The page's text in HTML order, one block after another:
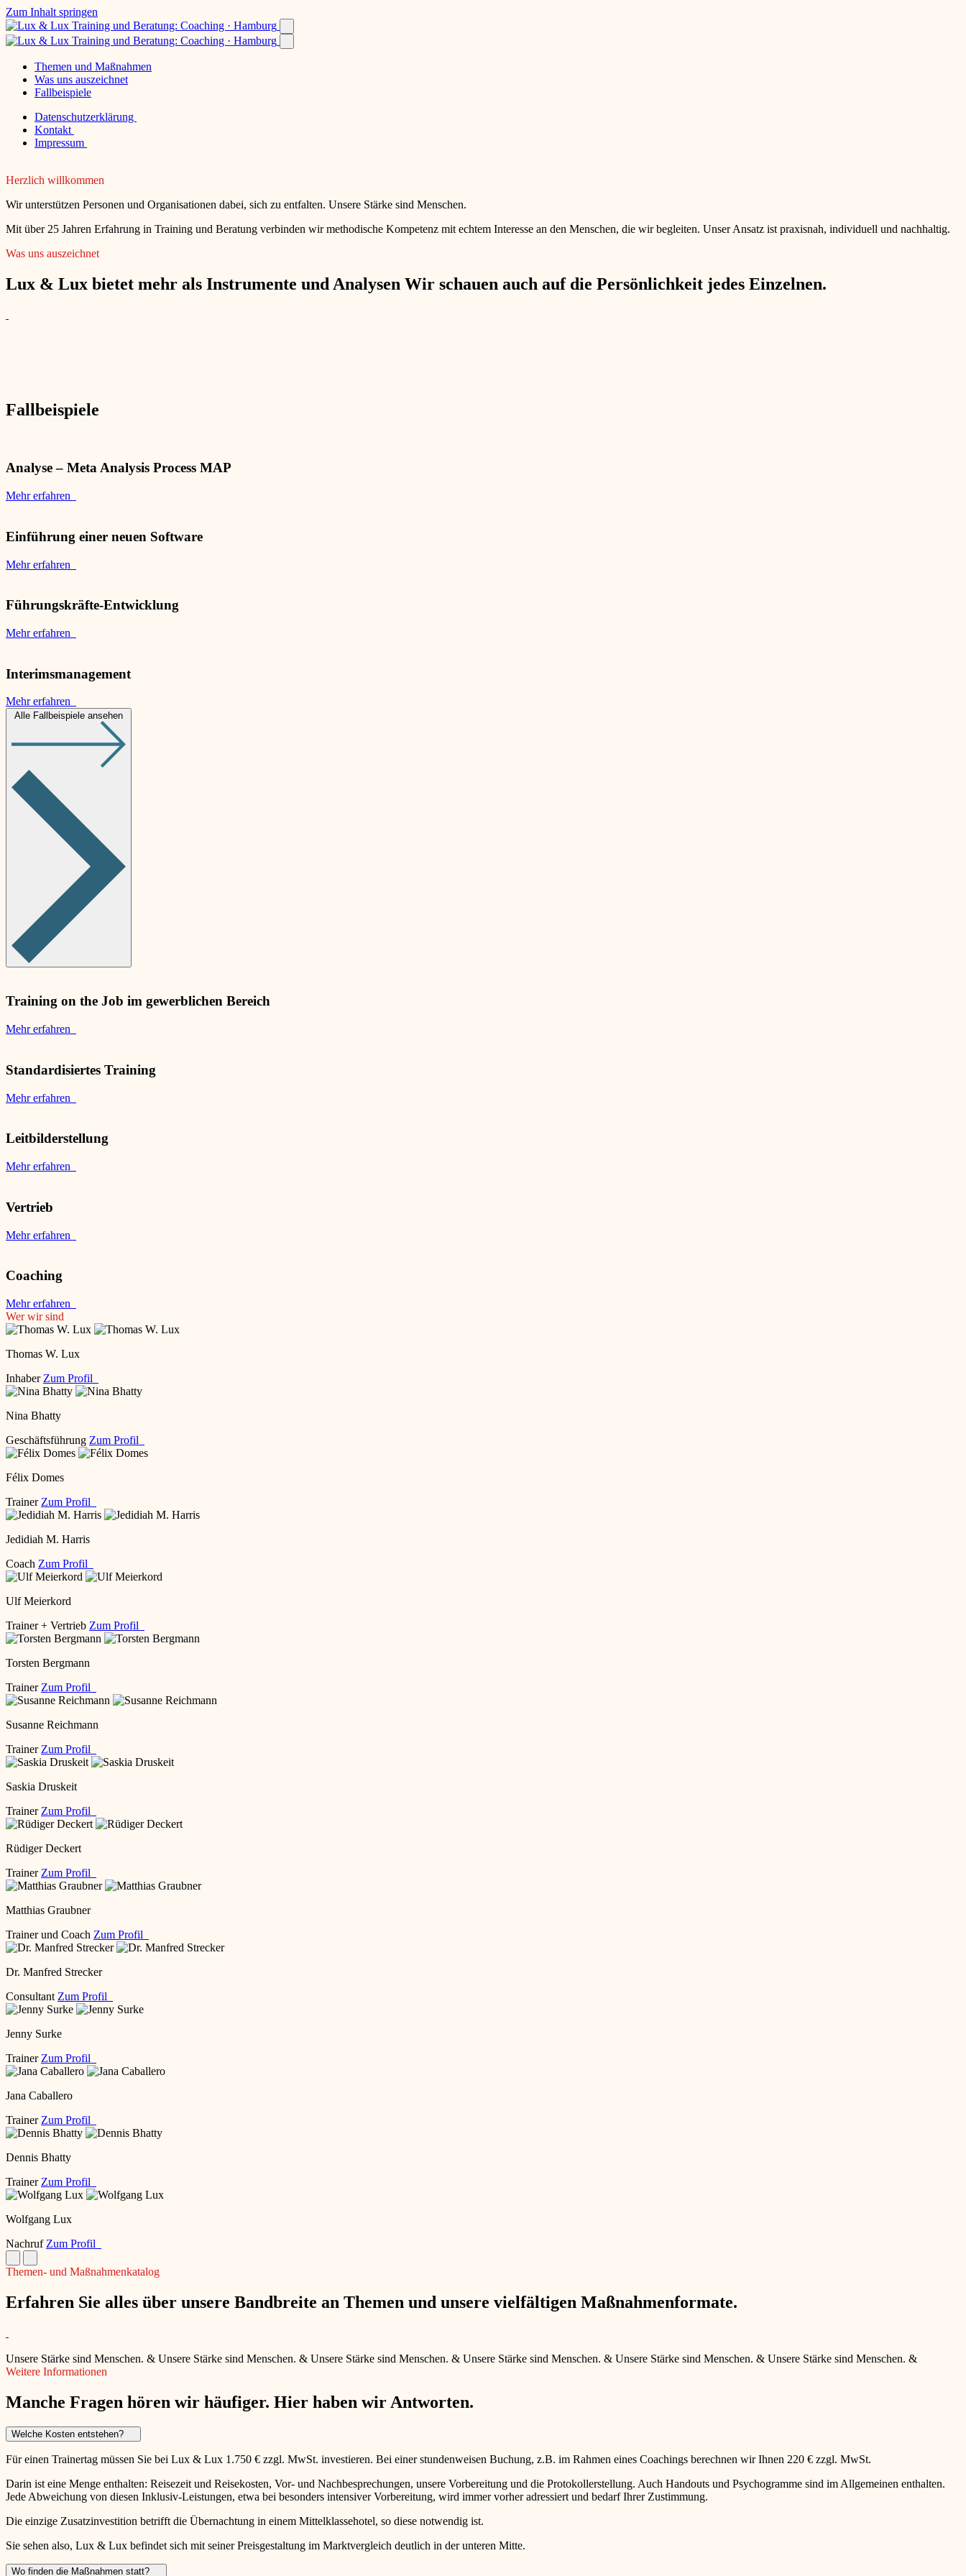
Zum Inhalt springen
Themen und Maßnahmen
Was uns auszeichnet
Fallbeispiele
Datenschutzerklärung
Kontakt
Impressum
Herzlich willkommen
Wir unterstützen Personen und Organisationen dabei, sich zu entfalten. Unsere Stärke sind Menschen.
Mit über 25 Jahren Erfahrung in Training und Beratung verbinden wir methodische Kompetenz mit echtem Interesse an den Menschen, die wir begleiten. Unser Ansatz ist praxisnah, individuell und nachhaltig.
Was uns auszeichnet
Lux & Lux bietet mehr als Instrumente und Analysen Wir schauen auch auf die Persönlichkeit jedes Einzelnen.
Fallbeispiele
Analyse – Meta Analysis Process MAP
Mehr erfahren
Einführung einer neuen Software
Mehr erfahren
Führungskräfte-Entwicklung
Mehr erfahren
Interimsmanagement
Mehr erfahren
Alle Fallbeispiele ansehen
Training on the Job im gewerblichen Bereich
Mehr erfahren
Standardisiertes Training
Mehr erfahren
Leitbilderstellung
Mehr erfahren
Vertrieb
Mehr erfahren
Coaching
Mehr erfahren
Wer wir sind
Thomas W. Lux
Inhaber Zum Profil
Nina Bhatty
Geschäftsführung Zum Profil
Félix Domes
Trainer Zum Profil
Jedidiah M. Harris
Coach Zum Profil
Ulf Meierkord
Trainer + Vertrieb Zum Profil
Torsten Bergmann
Trainer Zum Profil
Susanne Reichmann
Trainer Zum Profil
Saskia Druskeit
Trainer Zum Profil
Rüdiger Deckert
Trainer Zum Profil
Matthias Graubner
Trainer und Coach Zum Profil
Dr. Manfred Strecker
Consultant Zum Profil
Jenny Surke
Trainer Zum Profil
Jana Caballero
Trainer Zum Profil
Dennis Bhatty
Trainer Zum Profil
Wolfgang Lux
Nachruf Zum Profil
Themen- und Maßnahmenkatalog
Erfahren Sie alles über unsere Bandbreite an Themen und unsere vielfältigen Maßnahmenformate.
Unsere Stärke sind Menschen. & Unsere Stärke sind Menschen. & Unsere Stärke sind Menschen. & Unsere Stärke sind Menschen. & Unsere Stärke sind Menschen. & Unsere Stärke sind Menschen. &
Weitere Informationen
Manche Fragen hören wir häufiger. Hier haben wir Antworten.
Welche Kosten entstehen?
Für einen Trainertag müssen Sie bei Lux & Lux 1.750 € zzgl. MwSt. investieren. Bei einer stundenweisen Buchung, z.B. im Rahmen eines Coachings berechnen wir Ihnen 220 € zzgl. MwSt.
Darin ist eine Menge enthalten: Reisezeit und Reisekosten, Vor- und Nachbesprechungen, unsere Vorbereitung und die Protokollerstellung. Auch Handouts und Psychogramme sind im Allgemeinen enthalten.
Jede Abweichung von diesen Inklusiv-Leistungen, etwa bei besonders intensiver Vorbereitung, wird immer vorher adressiert und bedarf Ihrer Zustimmung.
Die einzige Zusatzinvestition betrifft die Übernachtung in einem Mittelklassehotel, so diese notwendig ist.
Sie sehen also, Lux & Lux befindet sich mit seiner Preisgestaltung im Marktvergleich deutlich in der unteren Mitte.
Wo finden die Maßnahmen statt?